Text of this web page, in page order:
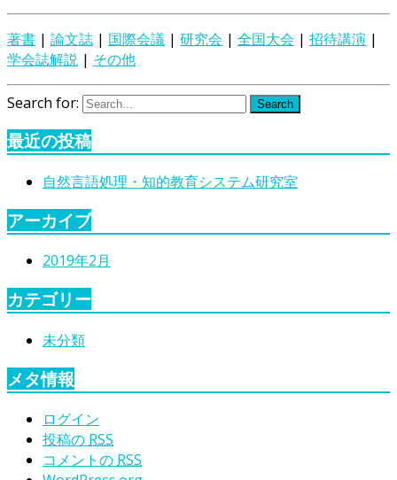
著書 | 論文誌 | 国際会議 | 研究会 | 全国大会 | 招待講演 |
学会誌解説 | その他
Search for: Search
最近の投稿
自然言語処理・知的教育システム研究室
アーカイブ
2019年2月
カテゴリー
未分類
メタ情報
ログイン
投稿の RSS
コメントの RSS